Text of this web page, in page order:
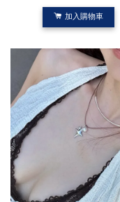
加入購物車